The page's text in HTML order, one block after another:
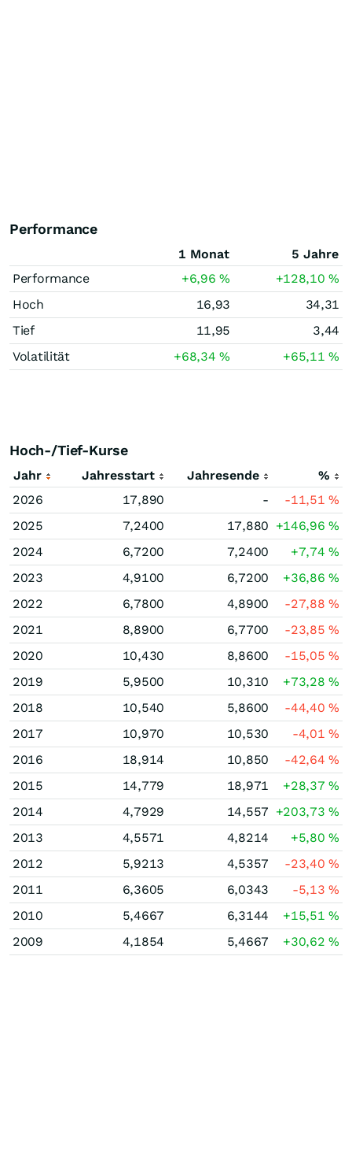
Performance
1 Monat
5 Jahre
Performance
+6,96% +128,10%
Hoch
16,93
34,31
Tief
11,95
3,44
Volatilität
+68,34% +65,11%
Hoch-/Tief-Kurse
Jahr Jahresstart Jahresende
%
2026
17,890 - -11,51%
2025
7,2400 17,880 +146,96%
2024
6,7200 7,2400 +7,74%
2023
4,9100 6,7200 +36,86%
2022
6,7800 4,8900 -27,88%
2021
8,8900 6,7700 -23,85%
2020
10,430 8,8600 -15,05%
2019
5,9500 10,310 +73,28%
2018
10,540 5,8600 -44,40%
2017
10,970 10,530 -4,01%
2016
18,914 10,850 -42,64%
2015
14,779 18,971 +28,37%
2014
4,7929 14,557 +203,73%
2013
4,5571 4,8214 +5,80%
2012
5,9213 4,5357 -23,40%
2011
6,3605 6,0343 -5,13%
2010
5,4667 6,3144 +15,51%
2009
4,1854 5,4667 +30,62%